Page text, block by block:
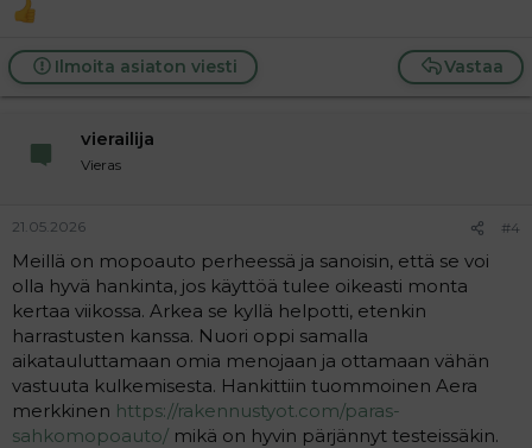
Vastaa
Ilmoita asiaton viesti
vierailija
Vieras
21.05.2026 #4
Meillä on mopoauto perheessä ja sanoisin, että se voi
olla hyvä hankinta, jos käyttöä tulee oikeasti monta
kertaa viikossa. Arkea se kyllä helpotti, etenkin
harrastusten kanssa. Nuori oppi samalla
aikatauluttamaan omia menojaan ja ottamaan vähän
vastuuta kulkemisesta. Hankittiin tuommoinen Aera
merkkinen https://rakennustyot.com/paras-
sahkomopoauto/ mikä on hyvin pärjännyt testeissäkin.